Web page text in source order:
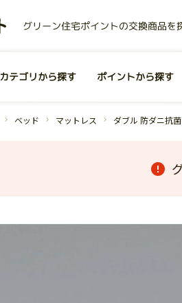
グリーン住宅ポイントの交換商品を
カテゴリから探す ポイントから探す
ベッド マットレス ダブル 防ダニ抗